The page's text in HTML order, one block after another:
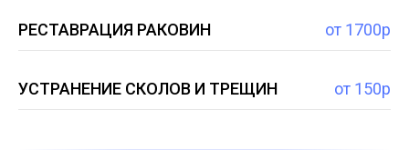
РЕСТАВРАЦИЯ РАКОВИН от 1700р
УСТРАНЕНИЕ СКОЛОВ И ТРЕЩИН от 150р